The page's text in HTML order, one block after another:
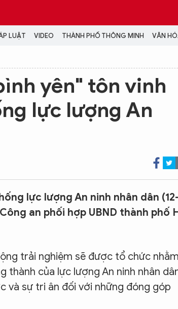
LUẬT VIDEO THÀNH PHỐ THÔNG MINH VĂN
PODCAST
ẢNH
yên" tôn vinh
lực lượng An
lực lượng An ninh nhân dân
an phối hợp UBND thành phố
trải nghiệm sẽ được tổ chức
thành của lực lượng An ninh nhân
và sự tri ân đối với những đóng góp